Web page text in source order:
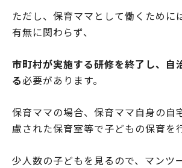
ただし、保育ママとして働くために
有無に関わらず、
市町村が実施する研修を終了し、自
る必要があります。
保育ママの場合、保育ママ自身の自
慮された保育室等で子どもの保育を
少人数の子どもを見るので、マンツ